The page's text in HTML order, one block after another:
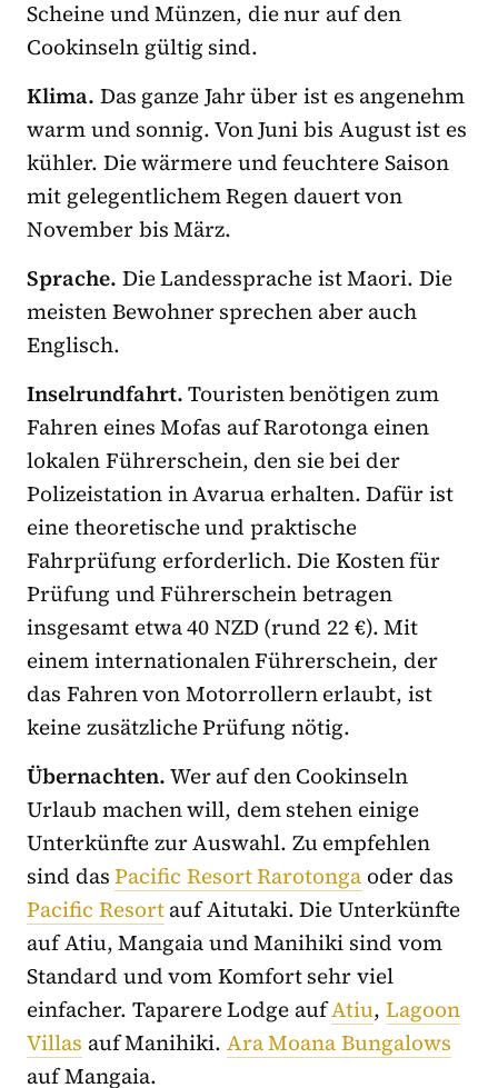
Scheine und Münzen, die nur auf den
Cookinseln gültig sind.
Klima. Das ganze Jahr über ist es angenehm
warm und sonnig. Von Juni bis August ist es
kühler. Die wärmere und feuchtere Saison
mit gelegentlichem Regen dauert von
November bis März.
Sprache. Die Landessprache ist Maori. Die
meisten Bewohner sprechen aber auch
Englisch.
Inselrundfahrt.Touristen benötigen zum
Fahren eines Mofas auf Rarotonga einen
lokalen Führerschein, den sie bei der
Polizeistation in Avarua erhalten. Dafür ist
eine theoretische und praktische
Fahrprüfung erforderlich. Die Kosten für
Prüfung und Führerschein betragen
insgesamt etwa 40 NZD (rund 22 €). Mit
einem internationalen Führerschein, der
das Fahren von Motorrollern erlaubt, ist
keine zusätzliche Prüfung nötig.
Übernachten.Wer auf den Cookinseln
Urlaub machen will, dem stehen einige
Unterkünfte zur Auswahl. Zu empfehlen
sind dasPacific Resort Rarotonga oder das
Pacific Resortauf Aitutaki. Die Unterkünfte
auf Atiu, Mangaia und Manihiki sind vom
Standard und vom Komfort sehr viel
einfacher. Taparere Lodge aufAtiu,Lagoon
Villas auf Manihiki. Ara Moana Bungalows
auf Mangaia.